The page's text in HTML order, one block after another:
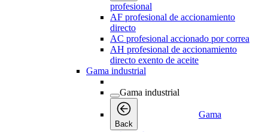
profesional
AF profesional de accionamiento
directo
AC profesional accionado por correa
AH profesional de accionamiento
directo exento de aceite
Gama industrial
Gama industrial
Back
Gama